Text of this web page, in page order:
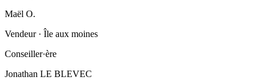
Maël O.
Vendeur· Île aux moines
Conseiller·ère
Jonathan LE BLEVEC